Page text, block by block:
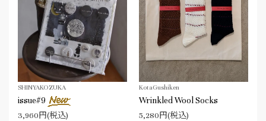
SHINYAKOZUKA
issue#9
3,960円(税込)
KotaGushiken
Wrinkled Wool Socks
5,280円(税込)